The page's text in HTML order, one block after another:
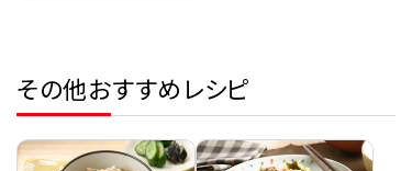
その他おすすめレシピ